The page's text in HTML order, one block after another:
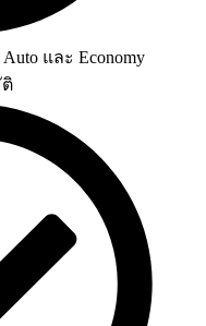
และ Economy